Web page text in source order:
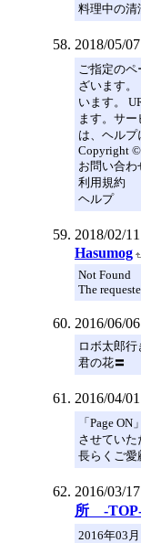
料理中の清
2018/05/
ご指定の
ざいます
います。
ます。サ
は、ヘルプ
Copyright ©
お問い合わ
利用規約
ヘルプ
2018/02/
Hasumog
Not Found
The
2016/06/
ロボ太郎行
君の花〓
2016/04/
「Page
させていた
長らくご愛
2016/03/
所 -
2016年03月